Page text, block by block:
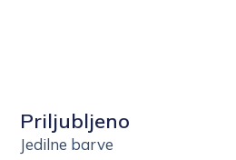
Priljubljeno
Jedilne barve